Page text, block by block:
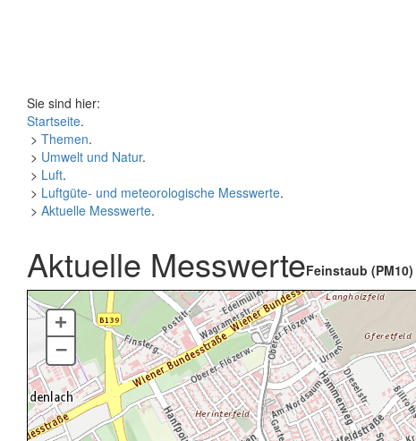
Sie sind hier:
Startseite.
> Themen.
> Umwelt und Natur.
> Luft.
> Luftgüte- und meteorologische Messwerte.
> Aktuelle Messwerte.
Aktuelle MesswerteFeinstaub (PM10)
+
–